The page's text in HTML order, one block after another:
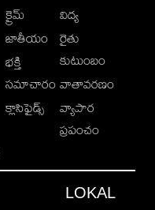
క్రైమ్
జాతీయం
భక్తి
సమాచారం
క్లాసిఫైడ్స్
విద్య
రైతు
కుటుంబం
వాతావరణం
వ్యాపార
ప్రపంచం
LOKAL